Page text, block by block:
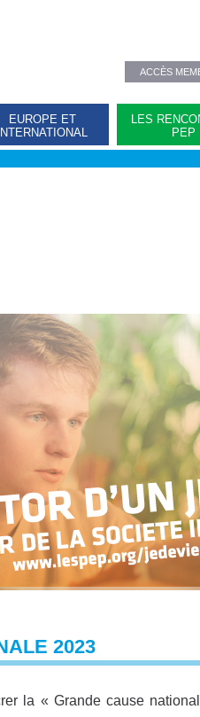
ACCÈS
EUROPE ET
INTERNATIONAL
LES
PEP
2023
la « Grande cause